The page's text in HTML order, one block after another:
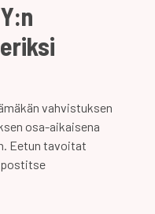
vahvistuksen
osa-aikaisena
Eetun tavoitat